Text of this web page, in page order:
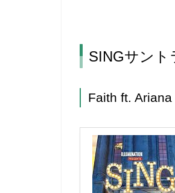
SINGサント
Faith ft.